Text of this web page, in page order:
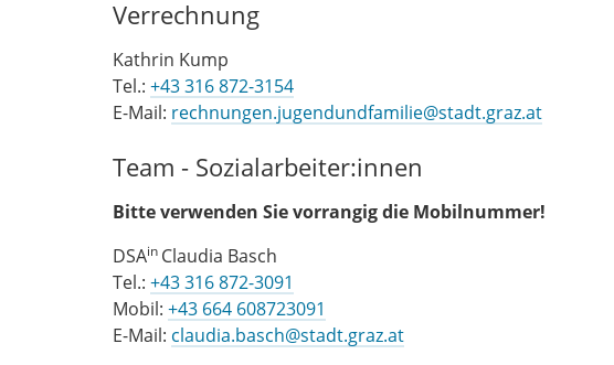
Verrechnung
Kathrin Kump
Tel.: +43 316 872-3154
E-Mail: rechnungen.jugendundfamilie@stadt.graz.at
Team - Sozialarbeiter:innen
Bitte verwenden Sie vorrangig die Mobilnummer!
DSAin Claudia Basch
Tel.: +43 316 872-3091
Mobil: +43 664 608723091
E-Mail: claudia.basch@stadt.graz.at